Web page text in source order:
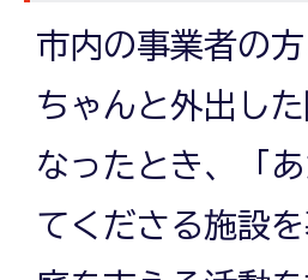
市内の事業者の
ちゃんと外出し
なったとき、「
てくださる施設